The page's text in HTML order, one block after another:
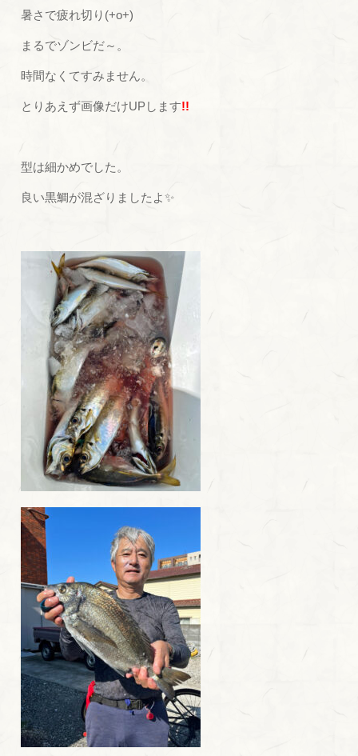
暑さで疲れ切り(+o+)
まるでゾンビだ～。
時間なくてすみません。
とりあえず画像だけUPします!!
型は細かめでした。
良い黒鯛が混ざりましたよ✨